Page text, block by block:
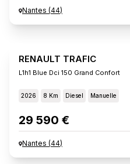
Nantes (44)
RENAULT TRAFIC
L1h1 Blue Dci 150 Grand Confort
2026 8 Km Diesel Manuelle
29 590 €
Nantes (44)